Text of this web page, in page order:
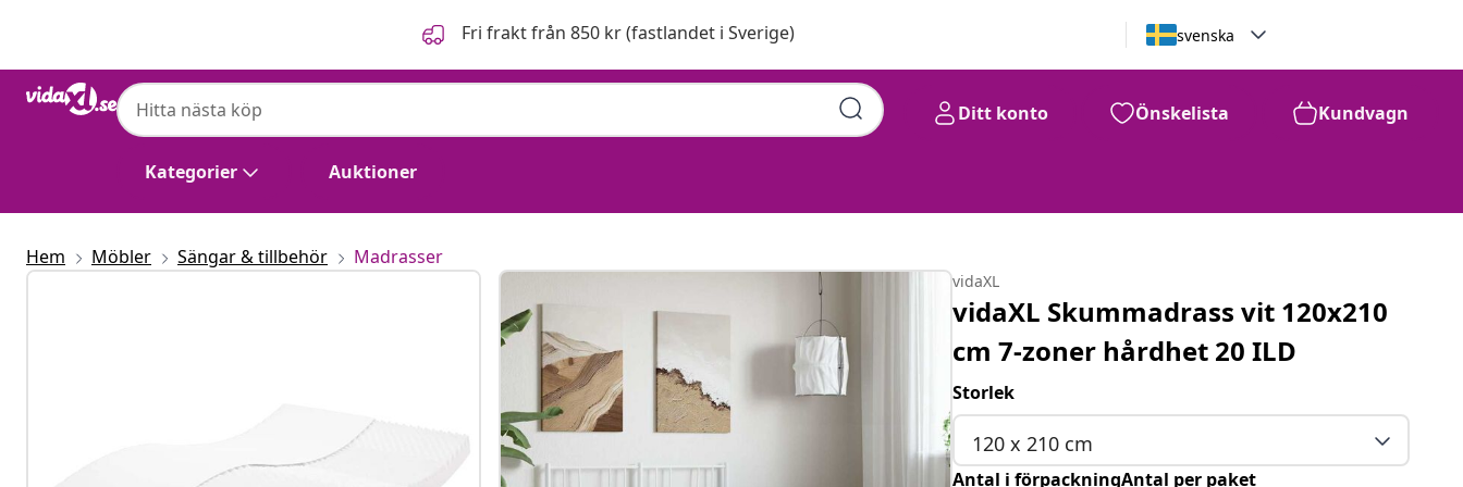
Fri frakt från 850 kr (fastlandet i Sverige) svenska
Kategorier Auktioner
Ditt konto Önskelista Kundvagn
Hem Möbler Sängar & tillbehör Madrasser
vidaXL
vidaXL Skummadrass vit 120x210
cm 7-zoner hårdhet 20 ILD
Storlek
120 x 210 cm
Antal i förpackningAntal per paket